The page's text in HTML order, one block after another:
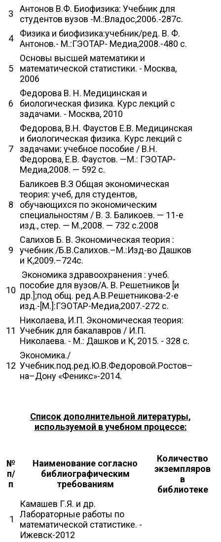
3
Антонов В.Ф. Биофизика: Учебник для
студентов вузов -М.:Владос,2006.-287c.
4
Физика и биофизика:учебник/ред. В. Ф.
Антонов.- М.:ГЭОТАР- Медиа,2008.-480 с.
5
Основы высшей математики и
математической статистики. - Москва,
2006
6
Федорова В. Н. Медицинская и
биологическая физика. Курс лекций с
задачами. - Москва, 2010
7
Федорова, В.Н. Фаустов Е.В. Медицинская
и биологическая физика. Курс лекций с
задачами: учебное пособие / В.Н.
Федорова, Е.В. Фаустов. —М.: ГЭОТАР-
Медиа,2008. — 592 с.
8
Баликоев В.З Общая экономическая
теория: учеб, для студентов,
обучающихся по экономическим
специальностям / В. 3. Баликоев. — 11-е
изд., стер. — M.,2008. — 732 с.2008
9
Салихов Б. В. Экономическая теория :
учебник /Б.В.Салихов.–М.:Изд-во Дашков
и К,2009.–724с.
10
Экономика здравоохранения : учеб.
пособие для вузов/А. В. Решетников [и
др.];под общ. ред.А.В.Решетникова-2-е
изд.-[М.]:ГЭОТАР-Медиа,2007.-272 с.
11
Николаева, И.П. Экономическая теория:
Учебник для бакалавров / И.П.
Николаева. - М.: Дашков и К, 2015. - 328 c.
12
Экономика./
Учебник.под.ред.Ю.В.Федоровой.Ростов–
на–Дону «Феникс»-2014.
Список дополнительной литературы,
используемой в учебном процессе:
№
п/
п
Наименование согласно
библиографическим
требованиям
Количество
экземпляров
в
библиотеке
1
Камашев Г.Я. и др.
Лабораторные работы по
математической статистике. -
Ижевск-2012